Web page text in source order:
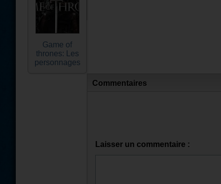
Game of
thrones: Les
personnages
Commentaires
Laisser un commentaire :